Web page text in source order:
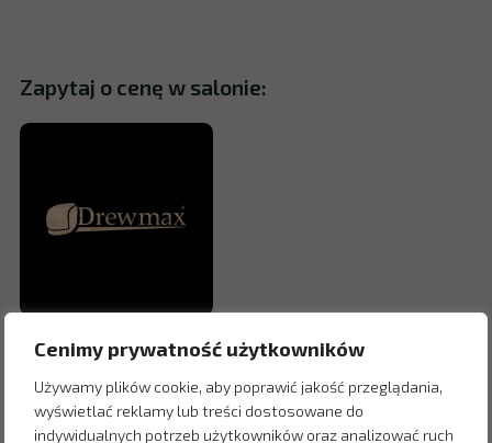
Cenimy prywatność użytkowników
Używamy plików cookie, aby poprawić jakość przeglądania,
wyświetlać reklamy lub treści dostosowane do
indywidualnych potrzeb użytkowników oraz analizować ruch
Zapytaj o cenę w salonie: